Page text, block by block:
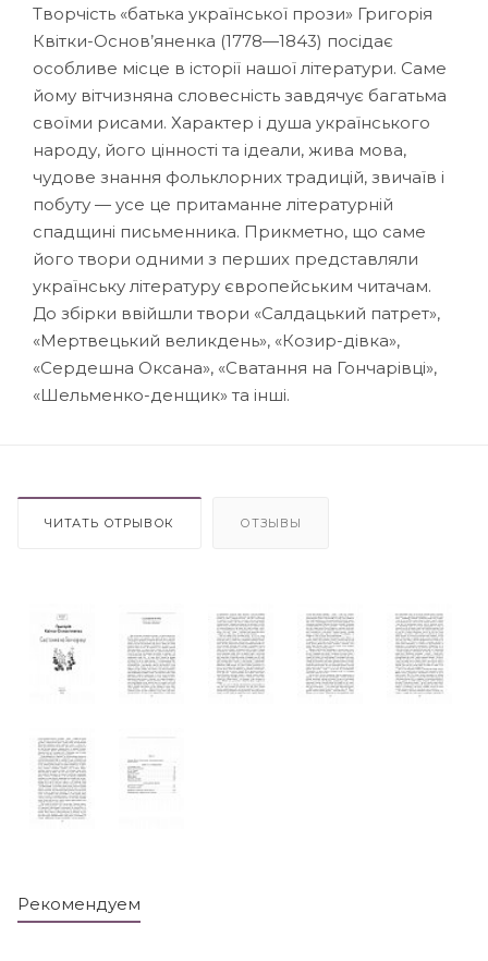
Творчість «батька української прози» Григорія
Квітки-Основ’яненка (1778—1843) посідає
особливе місце в історії нашої літератури. Саме
йому вітчизняна словесність завдячує багатьма
своїми рисами. Характер і душа українського
народу, його цінності та ідеали, жива мова,
чудове знання фольклорних традицій, звичаїв і
побуту — усе це притаманне літературній
спадщині письменника. Прикметно, що саме
його твори одними з перших представляли
українську літературу європейським читачам.
До збірки ввійшли твори «Салдацький патрет»,
«Мертвецький великдень», «Козир-дівка»,
«Сердешна Оксана», «Сватання на Гончарівці»,
«Шельменко-денщик» та інші.
ЧИТАТЬ ОТРЫВОК ОТЗЫВЫ
Рекомендуем